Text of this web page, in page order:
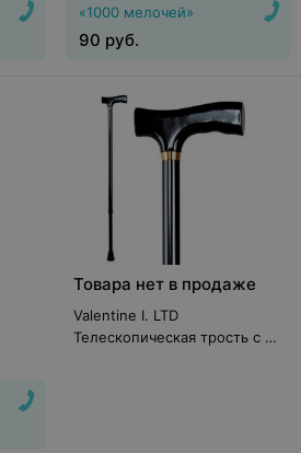
«1000 мелочей»
90 руб.
Товара нет в продаже
Valentine I. LTD
Телескопическая трость с Т-